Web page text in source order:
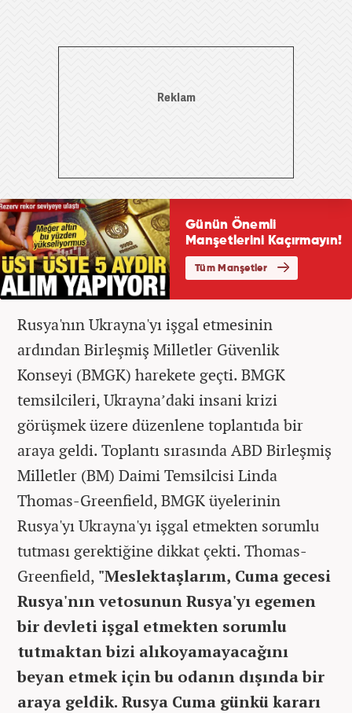
Rusya'nın Ukrayna'yı işgal etmesinin
ardından Birleşmiş Milletler Güvenlik
Konseyi (BMGK) harekete geçti. BMGK
temsilcileri, Ukrayna’daki insani krizi
görüşmek üzere düzenlene toplantıda bir
araya geldi. Toplantı sırasında ABD Birleşmiş
Milletler (BM) Daimi Temsilcisi Linda
Thomas-Greenfield, BMGK üyelerinin
Rusya'yı Ukrayna'yı işgal etmekten sorumlu
tutması gerektiğine dikkat çekti. Thomas-
Greenfield, "Meslektaşlarım, Cuma gecesi
Rusya'nın vetosunun Rusya'yı egemen
bir devleti işgal etmekten sorumlu
tutmaktan bizi alıkoyamayacağını
beyan etmek için bu odanın dışında bir
araya geldik. Rusya Cuma günkü kararı